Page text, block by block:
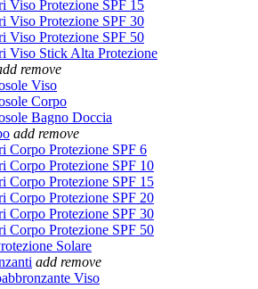
Viso Protezione SPF 15
Viso Protezione SPF 30
Viso Protezione SPF 50
Viso Stick Alta Protezione
remove
Viso
Corpo
Bagno Doccia
add remove
Corpo Protezione SPF 6
Corpo Protezione SPF 10
Corpo Protezione SPF 15
Corpo Protezione SPF 20
Corpo Protezione SPF 30
Corpo Protezione SPF 50
Solare
add remove
Viso